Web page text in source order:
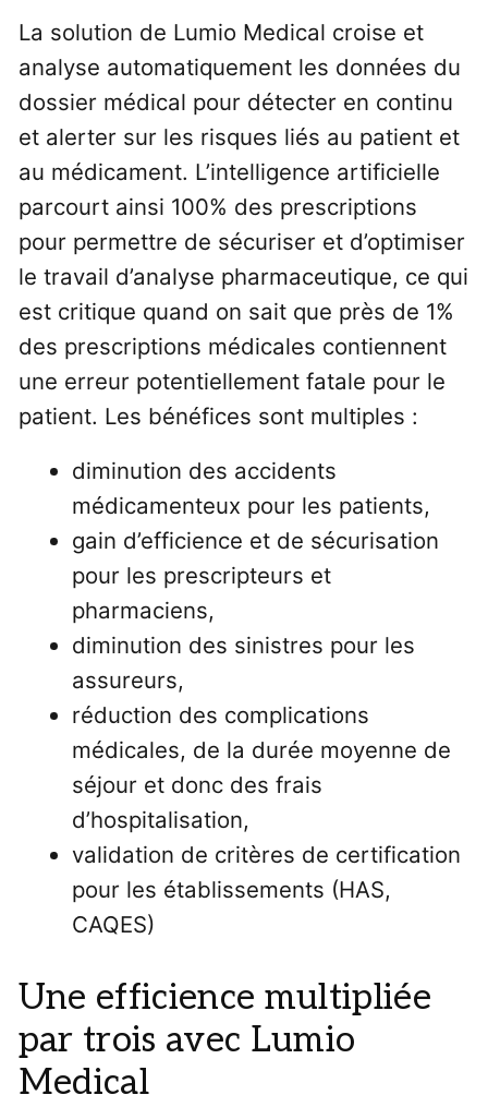
La solution de Lumio Medical croise et
analyse automatiquement les données du
dossier médical pour détecter en continu
et alerter sur les risques liés au patient et
au médicament. L’intelligence artificielle
parcourt ainsi 100% des prescriptions
pour permettre de sécuriser et d’optimiser
le travail d’analyse pharmaceutique, ce qui
est critique quand on sait que près de 1%
des prescriptions médicales contiennent
une erreur potentiellement fatale pour le
patient. Les bénéfices sont multiples :
diminution des accidents
médicamenteux pour les patients,
gain d’efficience et de sécurisation
pour les prescripteurs et
pharmaciens,
diminution des sinistres pour les
assureurs,
réduction des complications
médicales, de la durée moyenne de
séjour et donc des frais
d’hospitalisation,
validation de critères de certification
pour les établissements (HAS,
CAQES)
Une efficience multipliée
par trois avec Lumio
Medical